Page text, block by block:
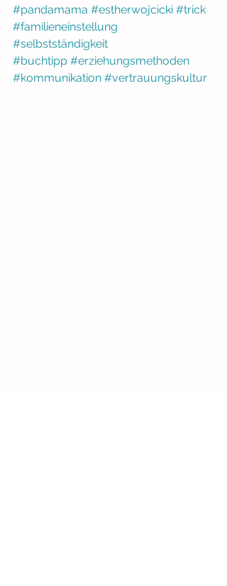
#pandamama #estherwojcicki #trick
#familieneinstellung
#selbstständigkeit
#buchtipp #erziehungsmethoden
#kommunikation #vertrauungskultur